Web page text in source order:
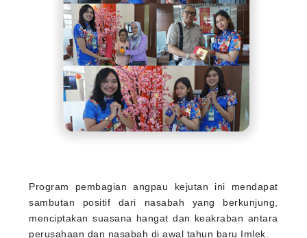
Program pembagian angpau kejutan ini mendapat
sambutan positif dari nasabah yang berkunjung,
menciptakan suasana hangat dan keakraban antara
perusahaan dan nasabah di awal tahun baru Imlek.